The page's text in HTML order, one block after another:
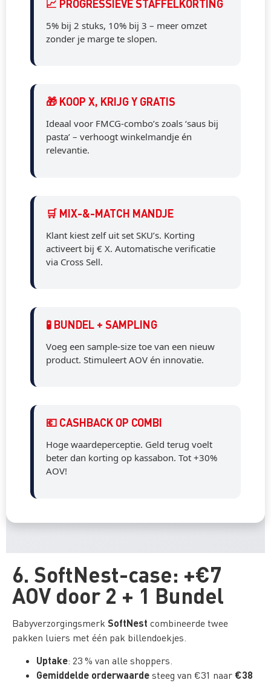
📈 PROGRESSIEVE STAFFELKORTING
5% bij 2 stuks, 10% bij 3 – meer omzet
zonder je marge te slopen.
🎁 KOOP X, KRIJG Y GRATIS
Ideaal voor FMCG-combo’s zoals ‘saus bij
pasta’ – verhoogt winkelmandje én
relevantie.
🛒 MIX-&-MATCH MANDJE
Klant kiest zelf uit set SKU’s. Korting
activeert bij € X. Automatische verificatie
via Cross Sell.
🧪 BUNDEL + SAMPLING
Voeg een sample-size toe van een nieuw
product. Stimuleert AOV én innovatie.
💶 CASHBACK OP COMBI
Hoge waardeperceptie. Geld terug voelt
beter dan korting op kassabon. Tot +30%
AOV!
6. SoftNest-case: +€7
AOV door 2 + 1 Bundel
Babyverzorgings­merk SoftNest combineerde twee
pakken luiers met één pak billen­doekjes.
Uptake: 23 % van alle shoppers.
Gemiddelde orderwaarde steeg van €31 naar €38